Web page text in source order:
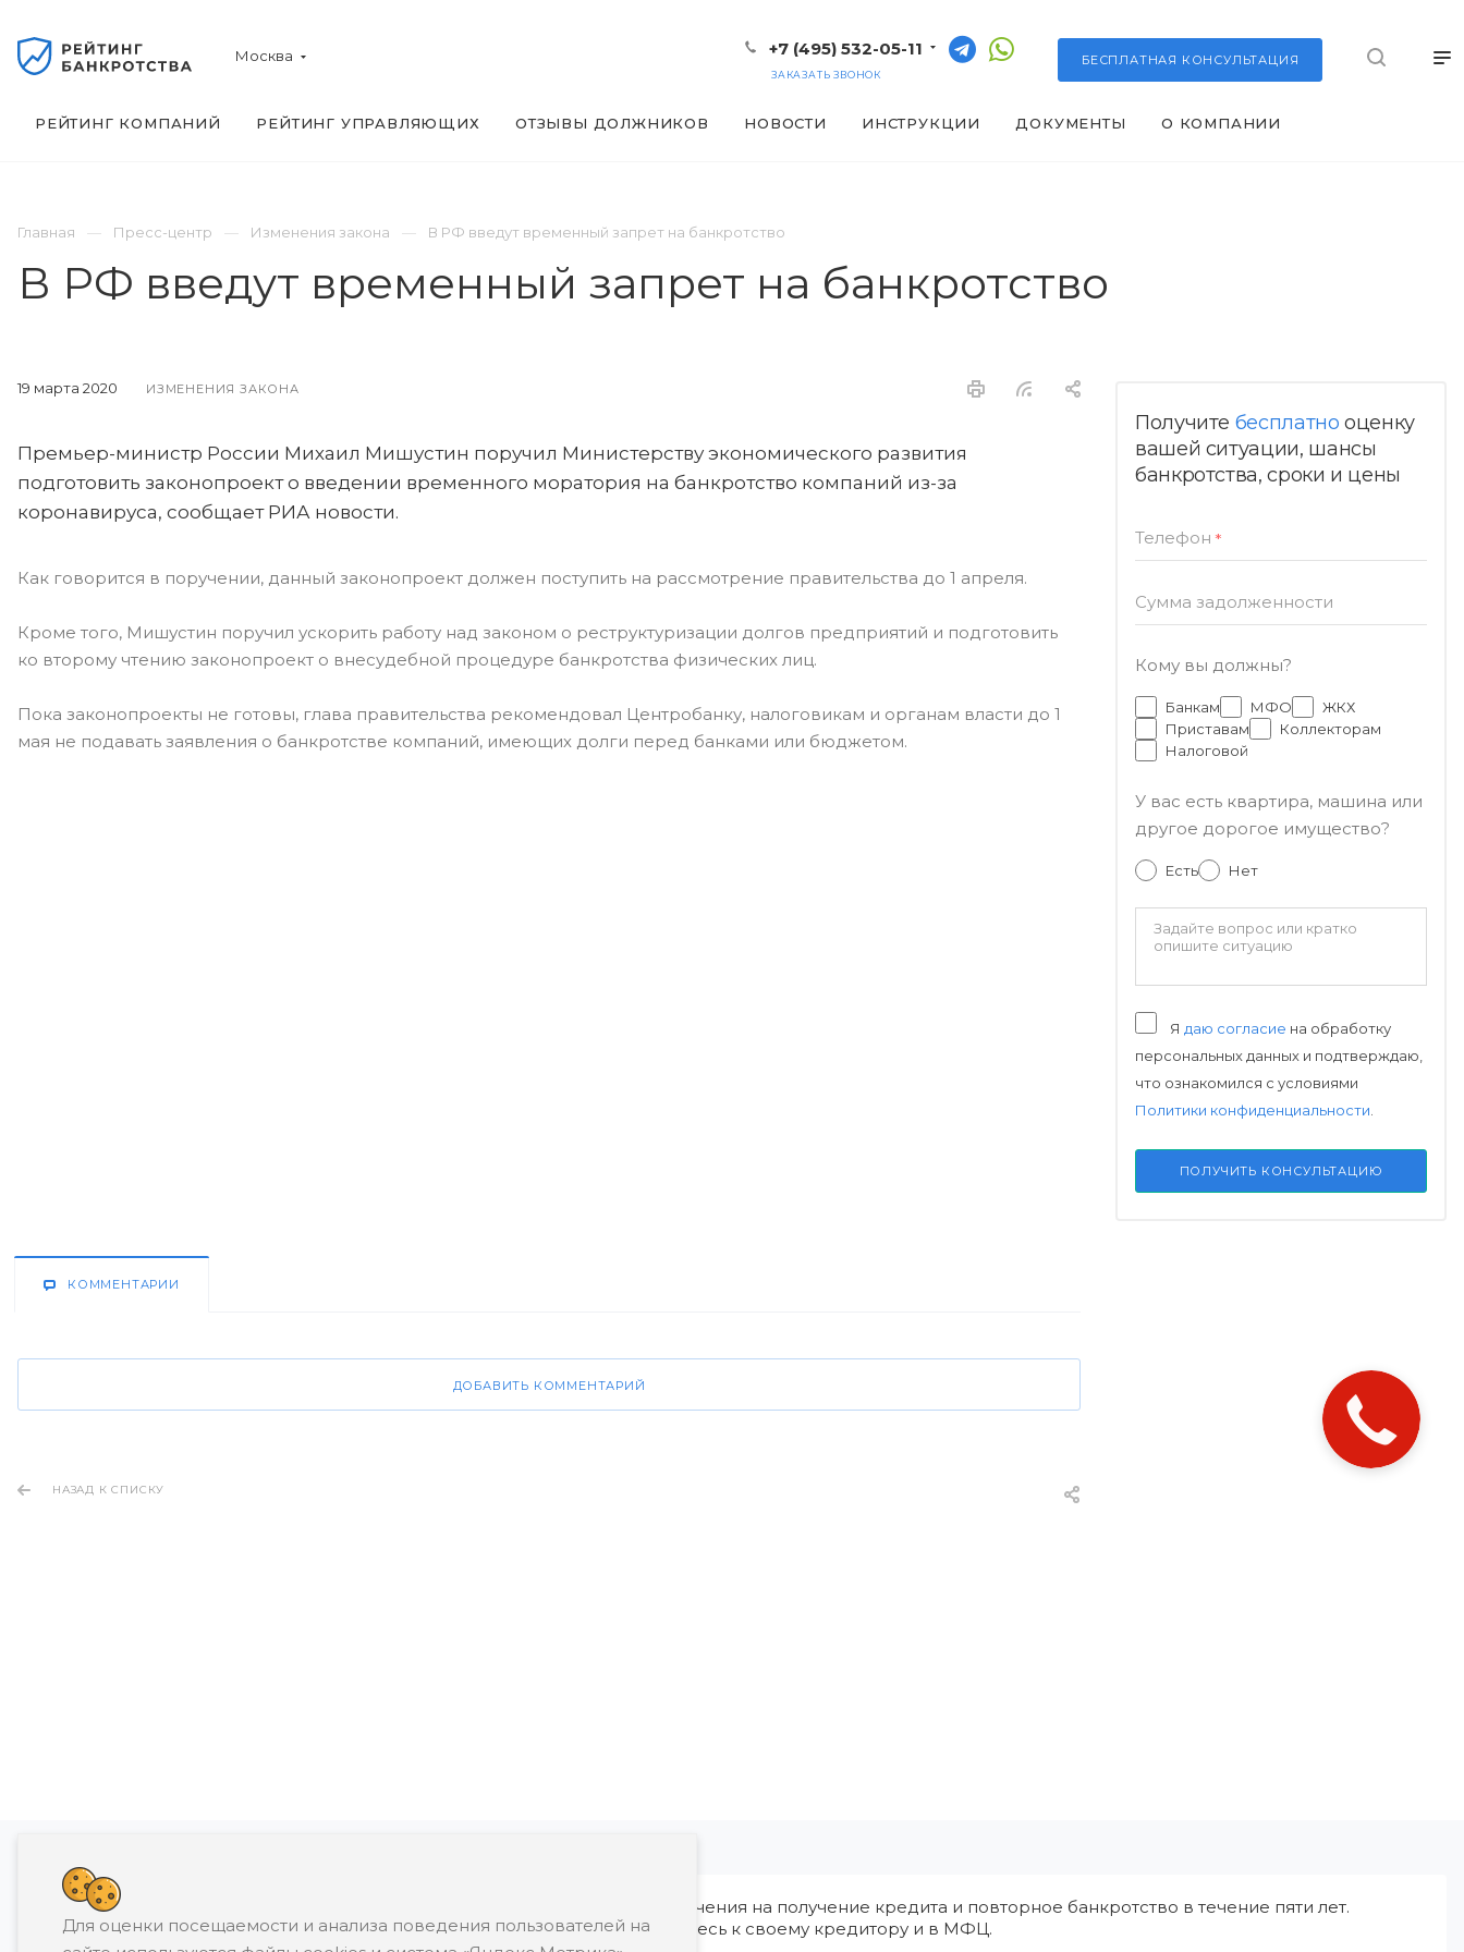
Москва БЕСПЛАТНАЯ КОНСУЛЬТАЦИЯ
+7 (495) 532-05-11
ЗАКАЗАТЬ ЗВОНОК
РЕЙТИНГ КОМПАНИЙ РЕЙТИНГ УПРАВЛЯЮЩИХ ОТЗЫВЫ ДОЛЖНИКОВ НОВОСТИ ИНСТРУКЦИИ ДОКУМЕНТЫ О КОМПАНИИ
Главная Пресс-центр Изменения закона В РФ введут временный запрет на банкротство
В РФ введут временный запрет на банкротство
19 марта 2020 ИЗМЕНЕНИЯ ЗАКОНА
Премьер-министр России Михаил Мишустин поручил Министерству экономического развития
подготовить законопроект о введении временного моратория на банкротство компаний из-за
коронавируса, сообщает РИА новости.
Как говорится в поручении, данный законопроект должен поступить на рассмотрение правительства до 1 апреля.
Кроме того, Мишустин поручил ускорить работу над законом о реструктуризации долгов предприятий и подготовить
ко второму чтению законопроект о внесудебной процедуре банкротства физических лиц.
Пока законопроекты не готовы, глава правительства рекомендовал Центробанку, налоговикам и органам власти до 1
мая не подавать заявления о банкротстве компаний, имеющих долги перед банками или бюджетом.
Получите бесплатно оценку
вашей ситуации, шансы
банкротства, сроки и цены
Телефон *
Сумма задолженности
Кому вы должны?
Банкам МФО
ЖКХ
Приставам
Коллекторам
Налоговой
У вас есть квартира, машина или
другое дорогое имущество?
Есть Нет
Я даю согласие на обработку
персональных данных и подтверждаю,
что ознакомился с условиями
Политики конфиденциальности
ПОЛУЧИТЬ КОНСУЛЬТАЦИЮ
КОММЕНТАРИИ
ДОБАВИТЬ КОММЕНТАРИЙ
НАЗАД К СПИСКУ
Банкротство влечет негативные последствия, в том числе ограничения на получение кредита и повторное банкротство в течение пяти лет.
Предварительно обратитесь к своему кредитору и в МФЦ.
Для оценки посещаемости и анализа поведения пользователей на
Закажите
звонок!